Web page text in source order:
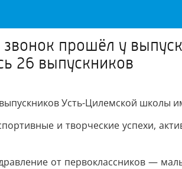
звонок прошёл у
26 выпускников
Усть-Цилемской
и творческие успехи,
от первоклассников —